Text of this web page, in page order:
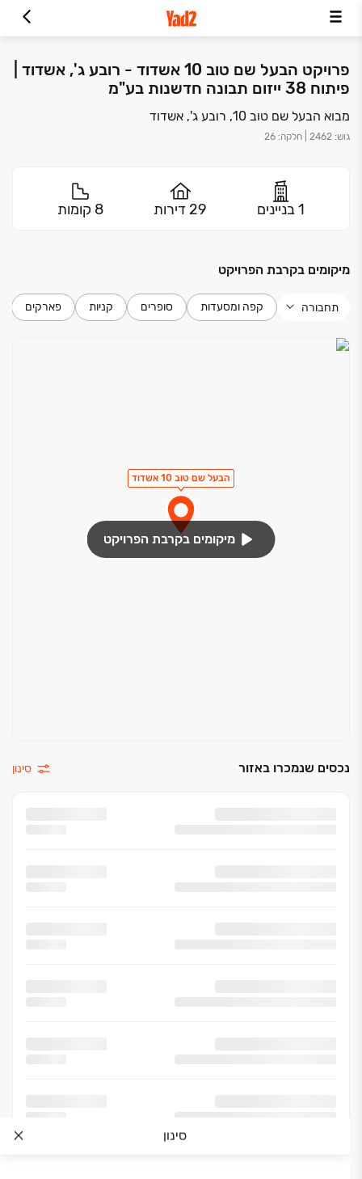
פרויקט הבעל שם טוב 10 אשדוד - רובע ג', אשדוד |
פיתוח 38 ייזום תבונה חדשנות בע"מ
מבוא הבעל שם טוב 10, רובע ג', אשדוד
גוש:
2462 חלקה:
26
1 בניינים 29 דירות 8 קומות
מיקומים בקרבת הפרויקט
תחבורה קפה ומסעדות סופרים קניות פארקים
הבעל שם טוב 10 אשדוד
מיקומים בקרבת הפרויקט
נכסים שנמכרו באזור סינון
סינון